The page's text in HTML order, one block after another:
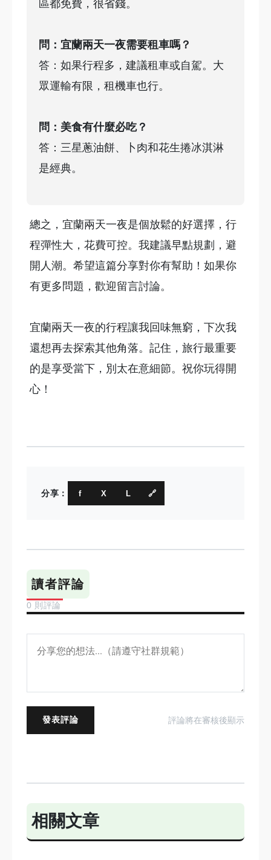
區都免費，很省錢。
問：宜蘭兩天一夜需要租車嗎？
答：如果行程多，建議租車或自駕。大
眾運輸有限，租機車也行。
問：美食有什麼必吃？
答：三星蔥油餅、卜肉和花生捲冰淇淋
是經典。
總之，宜蘭兩天一夜是個放鬆的好選擇，行
程彈性大，花費可控。我建議早點規劃，避
開人潮。希望這篇分享對你有幫助！如果你
有更多問題，歡迎留言討論。
宜蘭兩天一夜的行程讓我回味無窮，下次我
還想再去探索其他角落。記住，旅行最重要
的是享受當下，別太在意細節。祝你玩得開
心！
分享： f X L 🔗
讀者評論
0 則評論
發表評論 評論將在審核後顯示
相關文章